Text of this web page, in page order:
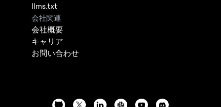
llms.txt
会社関連
会社概要
キャリア
お問い合わせ